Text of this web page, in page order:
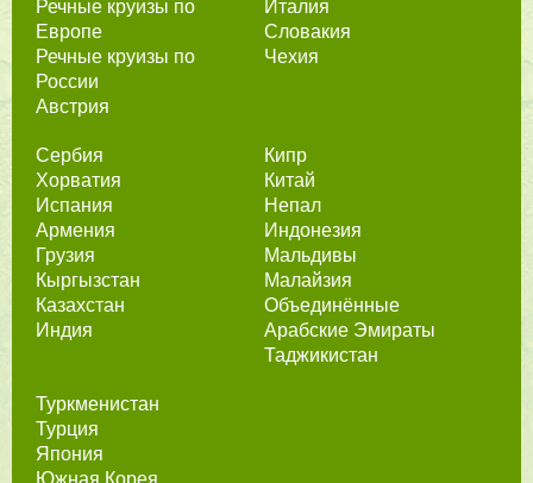
Речные круизы по
Европе
Речные круизы по
России
Австрия
Италия
Словакия
Чехия
Сербия
Хорватия
Испания
Армения
Грузия
Кыргызстан
Казахстан
Индия
Кипр
Китай
Непал
Индонезия
Мальдивы
Малайзия
Объединённые
Арабские Эмираты
Таджикистан
Туркменистан
Турция
Япония